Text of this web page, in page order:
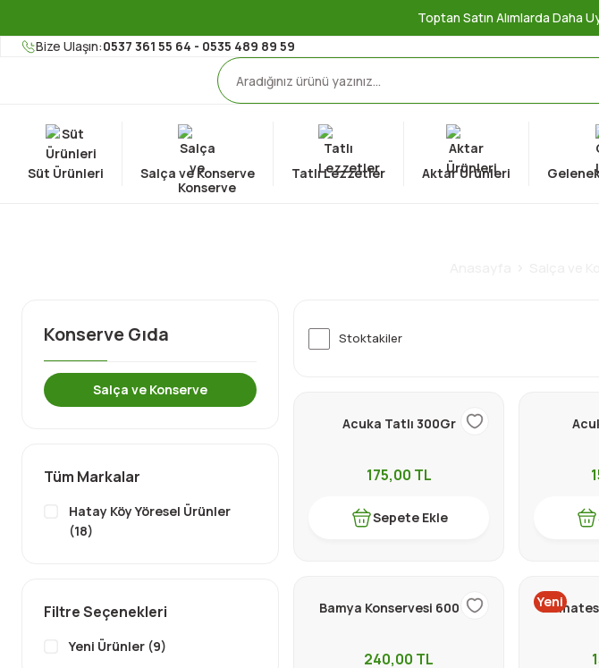
Toptan Satın Alımlarda Daha
Bize Ulaşın:0537 361 55 64 - 0535 489 89 59
Süt Ürünleri Salça ve Konserve Tatlı Lezzetler Aktar Ürünleri
Konserve Gıda
Salça ve Konserve
Tüm Markalar
Hatay Köy Yöresel Ürünler
(18)
Filtre Seçenekleri
Yeni Ürünler (9)
Stoktakiler
Acuka Tatlı 300Gr
175,00 TL
Sepete Ekle
Bamya Konservesi 600 Gr
240,00 TL
Yeni